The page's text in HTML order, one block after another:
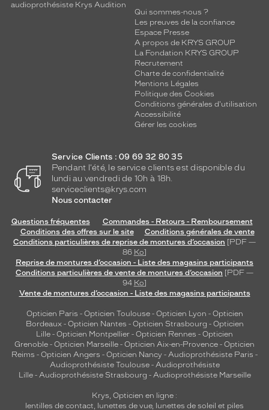
audioprothésiste Krys Audition
Qui sommes-nous ?
Les preuves de la confiance
Espace Presse
A propos de KRYS GROUP
La Fondation KRYS GROUP
Recrutement
Charte de confidentialité
Mentions Légales
Politique des Cookies
Conditions générales d'utilisation
Accessibilité
Gérer les cookies
Service Clients : 09 69 32 80 35
Pendant l'été, le service clients est disponible du
lundi au vendredi de 10h à 18h.
serviceclients@krys.com
Nous contacter
Questions fréquentes
Commandes - Retours - Remboursement
Conditions des offres sur le site
Conditions générales de vente
Conditions particulières de reprise de montures d’occasion [PDF —
86 Ko]
Reprise de montures d’occasion - Liste des magasins participants
Conditions particulières de vente de montures d’occasion [PDF —
94 Ko]
Vente de montures d’occasion - Liste des magasins participants
Opticien Paris - Opticien Toulouse- Opticien Lyon - Opticien
Bordeaux- Opticien Nantes - Opticien Strasbourg - Opticien
Lille - Opticien Montpellier - Opticien Rennes - Opticien
Grenoble - Opticien Marseille - Opticien Aix-en-Provence - Opticien
Reims - Opticien Angers - Opticien Nancy - Audioprothésiste Paris -
Audioprothésiste Toulouse- Audioprothésiste
Lille- Audioprothésiste Strasbourg - Audioprothésiste Marseille
Krys, Opticien en ligne :
lentilles de contact, lunettes de vue, lunettes de soleil et piles